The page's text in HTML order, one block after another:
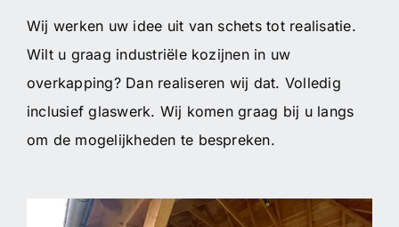
Wij werken uw idee uit van schets tot realisatie.
Wilt u graag industriële kozijnen in uw
overkapping? Dan realiseren wij dat. Volledig
inclusief glaswerk. Wij komen graag bij u langs
om de mogelijkheden te bespreken.